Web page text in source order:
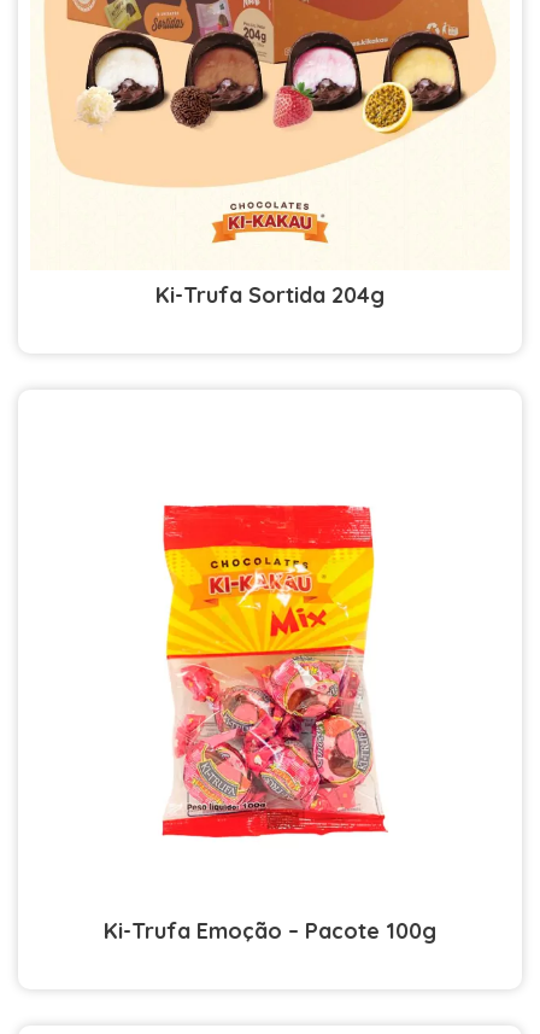
Ki-Trufa Sortida 204g
Ki-Trufa Emoção – Pacote 100g